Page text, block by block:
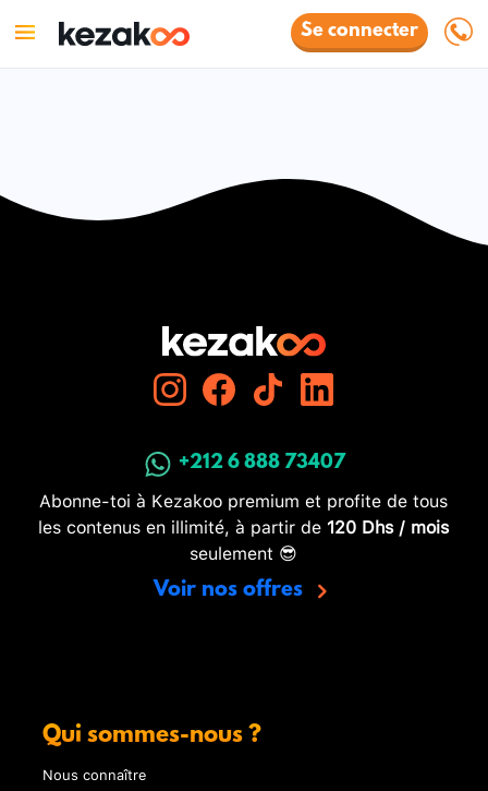
Se connecter
+212 6 888 73407
Abonne-toi à Kezakoo premium et profite de tous
les contenus en illimité, à partir de 120 Dhs / mois
seulement 😎
Voir nos offres
Qui sommes-nous ?
Nous connaître